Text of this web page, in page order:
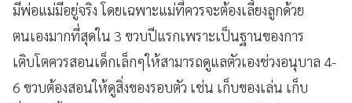
มีพ่อแม่มีอยู่จริง โดยเฉพาะแม่ที่ควรจะต้องเลี้ยงลูกด้วย
ตนเองมากที่สุดใน 3 ขวบปีแรกเพราะเป็นฐานของการ
เติบโตควรสอนเด็กเล็กๆให้สามารถดูแลตัวเองช่วงอนุบาล 4-
6 ขวบต้องสอนให้ดูสิ่งของรอบตัว เช่น เก็บของเล่น เก็บ